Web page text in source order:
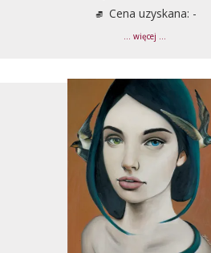
Cena uzyskana: -
... więcej ...